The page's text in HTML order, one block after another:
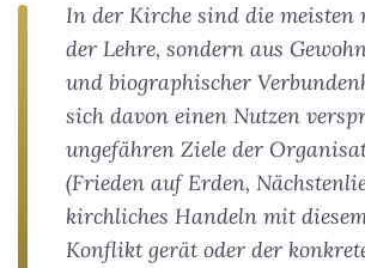
In der Kirche sind die
der Lehre, sondern aus
und biographischer
sich davon einen Nutzen
ungefähren Ziele der
(Frieden auf Erden,
kirchliches Handeln mit
Konflikt gerät oder der